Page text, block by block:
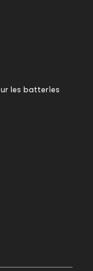
les batteries